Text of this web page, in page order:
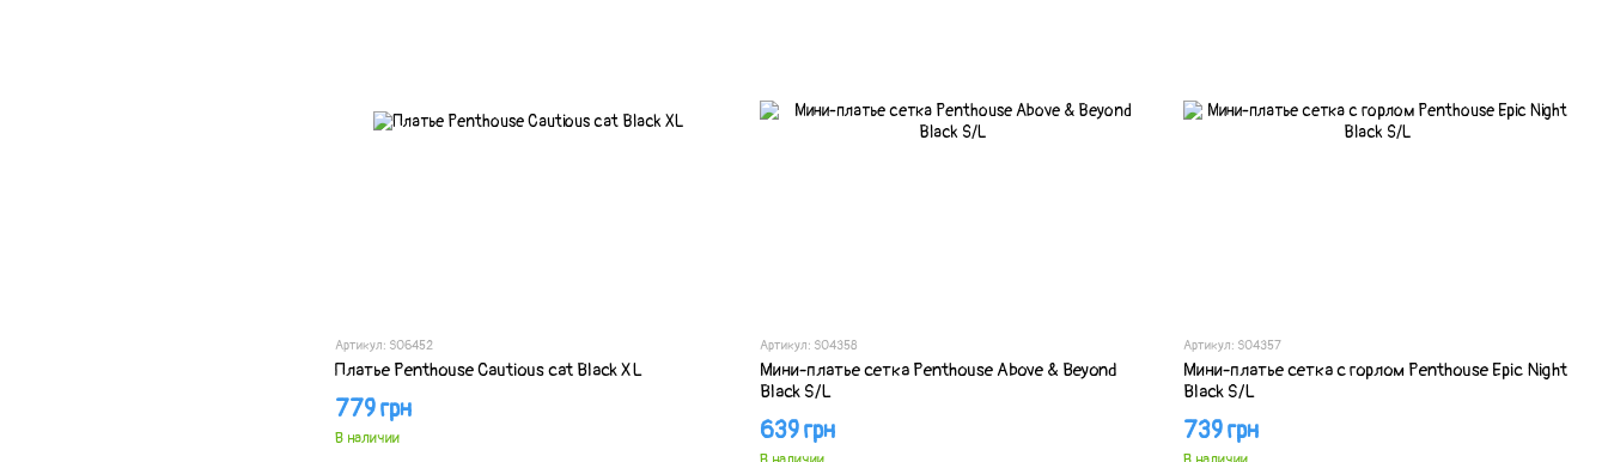
Артикул: SO6452
Платье Penthouse Cautious cat Black XL
779 грн
В наличии
Артикул: SO4358
Мини-платье сетка Penthouse Above & Beyond
Black S/L
639 грн
Артикул: SO4357
Мини-платье сетка с горлом Penthouse Epic Night
Black S/L
739 грн